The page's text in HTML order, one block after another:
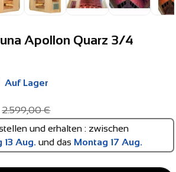
Apollon Quarz 3/4
Auf Lager
2.599,00 €
und erhalten : zwischen
Aug. und das Montag 17 Aug.